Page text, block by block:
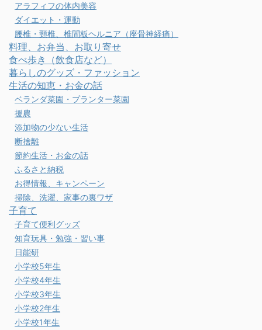
アラフィフの体内美容
ダイエット・運動
腰椎・頸椎、椎間板ヘルニア（座骨神経痛）
料理、お弁当、お取り寄せ
食べ歩き（飲食店など）
暮らしのグッズ・ファッション
生活の知恵・お金の話
ベランダ菜園・プランター菜園
援農
添加物の少ない生活
断捨離
節約生活・お金の話
ふるさと納税
お得情報、キャンペーン
掃除、洗濯、家事の裏ワザ
子育て
子育て便利グッズ
知育玩具・勉強・習い事
日能研
小学校5年生
小学校4年生
小学校3年生
小学校2年生
小学校1年生